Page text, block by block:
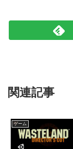
関連記事
ゲーム